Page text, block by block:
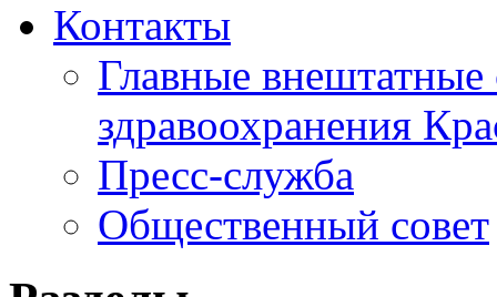
Контакты
Главные внештатные
здравоохранения
Пресс-служба
Общественный совет